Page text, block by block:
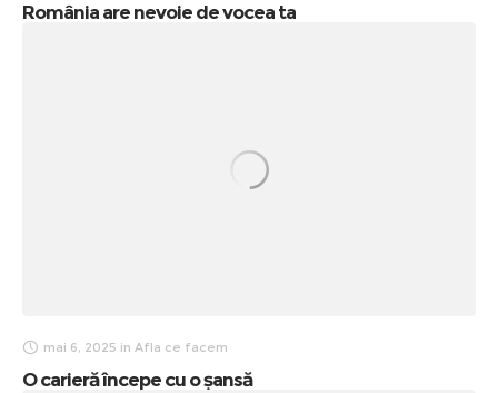
România are nevoie de vocea ta
mai 6, 2025 in Afla ce facem
O carieră începe cu o șansă